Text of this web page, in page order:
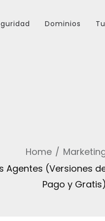
Dominios
Home
Agentes (Versiones
Pago y Gratis)